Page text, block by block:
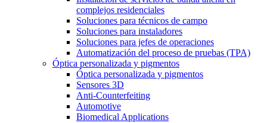
complejos residenciales
Soluciones para técnicos de campo
Soluciones para instaladores
Soluciones para jefes de operaciones
Automatización del proceso de pruebas (TPA)
Óptica personalizada y pigmentos
Óptica personalizada y pigmentos
Sensores 3D
Anti-Counterfeiting
Automotive
Biomedical Applications